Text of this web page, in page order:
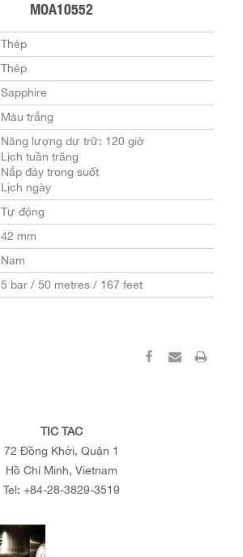
MOA10552
Thép
Thép
Sapphire
Màu trắng
Năng lượng dự trữ: 120 giờ
Lịch tuần trăng
Nắp đáy trong suốt
Lịch ngày
Tự động
42 mm
Nam
5 bar / 50 metres / 167 feet
TIC TAC
72 Đồng Khởi, Quận 1
Hồ Chí Minh, Vietnam
Tel: +84-28-3829-3519